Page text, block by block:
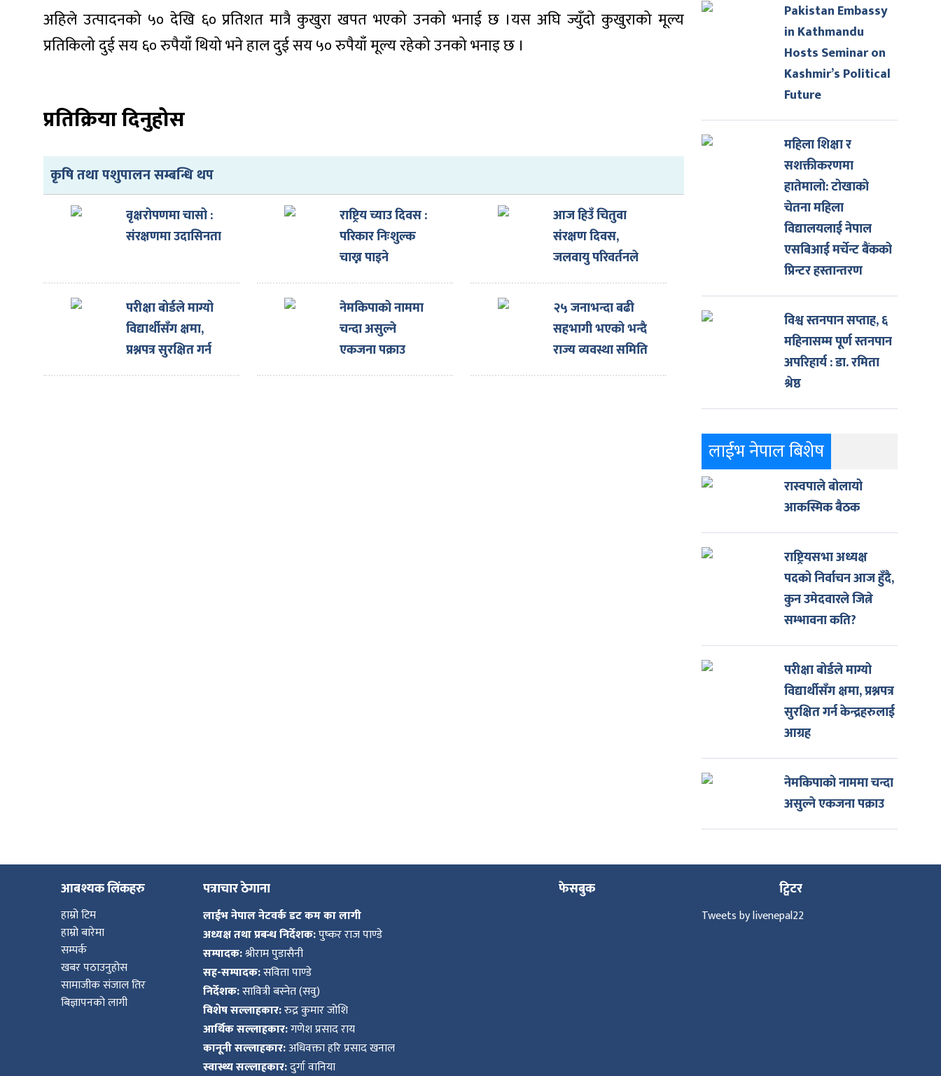
अहिले उत्पादनको ५० देखि ६० प्रतिशत मात्रै कुखुरा खपत भएको उनको भनाई छ ।यस अघि ज्युँदो कुखुराको मूल्य
प्रतिकिलो दुई सय ६० रुपैयाँ थियो भने हाल दुई सय ५० रुपैयाँ मूल्य रहेको उनको भनाइ छ ।
प्रतिक्रिया दिनुहोस
कृषि तथा पशुपालन सम्बन्धि थप
वृक्षरोपणमा चासो :
संरक्षणमा उदासिनता
राष्ट्रिय च्याउ दिवस :
परिकार निःशुल्क
चाख्न पाइने
आज हिउँ चितुवा
संरक्षण दिवस,
जलवायु परिवर्तनले
बासस्थानमा चुनौती
परीक्षा बोर्डले माग्यो
विद्यार्थीसँग क्षमा,
प्रश्नपत्र सुरक्षित गर्न
केन्द्रहरुलाई आग्रह
नेमकिपाको नाममा
चन्दा असुल्ने
एकजना पक्राउ
२५ जनाभन्दा बढी
सहभागी भएको भन्दै
राज्य व्यवस्था समिति
बैठक स्थगित
Pakistan Embassy
in Kathmandu
Hosts Seminar on
Kashmir’s Political
Future
महिला शिक्षा र
सशक्तीकरणमा
हातेमालो: टोखाको
चेतना महिला
विद्यालयलाई नेपाल
एसबिआई मर्चेन्ट बैंकको
प्रिन्टर हस्तान्तरण
विश्व स्तनपान सप्ताह, ६
महिनासम्म पूर्ण स्तनपान
अपरिहार्य : डा. रमिता
श्रेष्ठ
लाईभ नेपाल बिशेष
रास्वपाले बोलायो
आकस्मिक बैठक
राष्ट्रियसभा अध्यक्ष
पदको निर्वाचन आज हुँदै,
कुन उमेदवारले जित्ने
सम्भावना कति?
परीक्षा बोर्डले माग्यो
विद्यार्थीसँग क्षमा, प्रश्नपत्र
सुरक्षित गर्न केन्द्रहरुलाई
आग्रह
नेमकिपाको नाममा चन्दा
असुल्ने एकजना पक्राउ
आबश्यक लिंकहरु
हाम्रो टिम
हाम्रो बारेमा
सम्पर्क
खबर पठाउनुहोस
सामाजीक संजाल तिर
बिज्ञापनको लागी
पत्राचार ठेगाना
लाईभ नेपाल नेटवर्क डट कम का लागी
अध्यक्ष तथा प्रबन्ध निर्देशक:पुष्कर राज पाण्डे
सम्पादक:श्रीराम पुडासैनी
सह-सम्पादक:सविता पाण्डे
निर्देशक:सावित्री बस्नेत (सवु)
विशेष सल्लाहकार:रुद्र कुमार जोशि
आर्थिक सल्लाहकार:गणेश प्रसाद राय
कानूनी सल्लाहकार:अधिवक्ता हरि प्रसाद खनाल
स्वास्थ्य सल्लाहकार:दुर्गा वानिया
फेसबुक ट्विटर
Tweets by livenepal22